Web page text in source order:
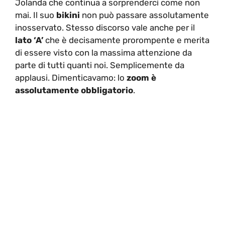
Jolanda che continua a sorprenderci come non
mai. Il suo bikini non può passare assolutamente
inosservato. Stesso discorso vale anche per il
lato ‘A’ che è decisamente prorompente e merita
di essere visto con la massima attenzione da
parte di tutti quanti noi. Semplicemente da
applausi. Dimenticavamo: lo zoom è
assolutamente obbligatorio.